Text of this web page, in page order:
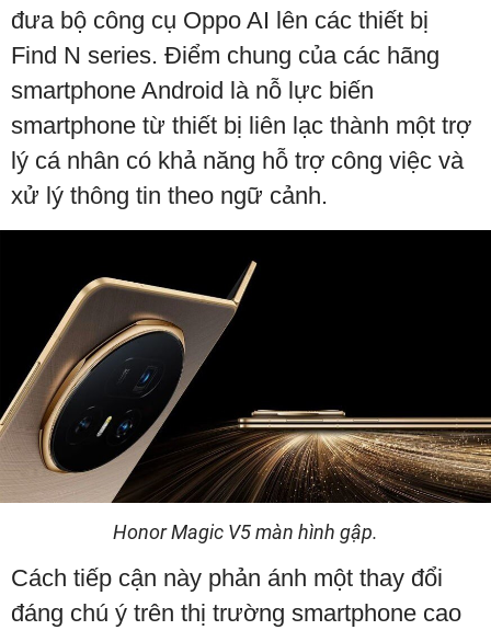
đưa bộ công cụ Oppo AI lên các thiết bị
Find N series. Điểm chung của các hãng
smartphone Android là nỗ lực biến
smartphone từ thiết bị liên lạc thành một trợ
lý cá nhân có khả năng hỗ trợ công việc và
xử lý thông tin theo ngữ cảnh.
Honor Magic V5 màn hình gập.
Cách tiếp cận này phản ánh một thay đổi
đáng chú ý trên thị trường smartphone cao